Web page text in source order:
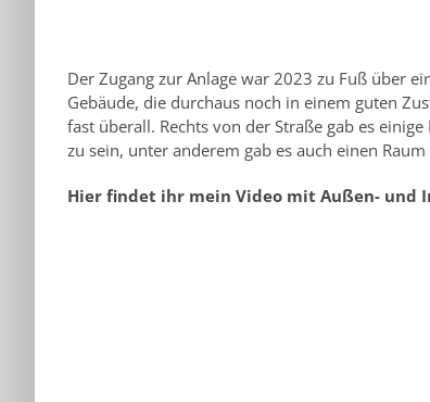
Der Zugang zur Anlage war 2023 zu Fuß über
Gebäude, die durchaus noch in einem guten
fast überall. Rechts von der Straße gab es
zu sein, unter anderem gab es auch einen
Hier findet ihr mein Video mit Außen- und